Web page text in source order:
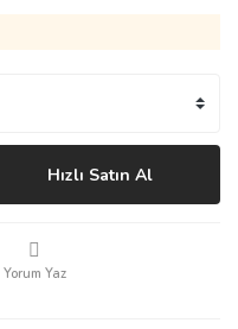
Hızlı Satın Al
Yorum Yaz